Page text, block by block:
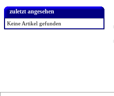
zuletzt angesehen
Keine Artikel gefunden